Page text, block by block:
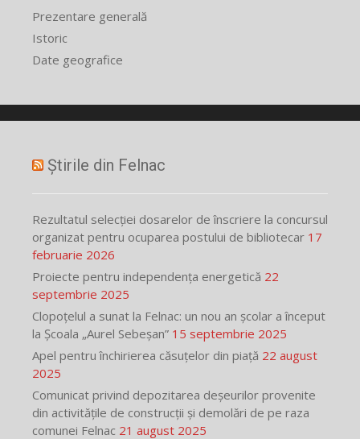
Prezentare generală
Istoric
Date geografice
Știrile din Felnac
Rezultatul selecției dosarelor de înscriere la concursul
organizat pentru ocuparea postului de bibliotecar 17
februarie 2026
Proiecte pentru independența energetică 22
septembrie 2025
Clopoțelul a sunat la Felnac: un nou an școlar a început
la Școala „Aurel Sebeșan” 15 septembrie 2025
Apel pentru închirierea căsuțelor din piață 22 august
2025
Comunicat privind depozitarea deșeurilor provenite
din activitățile de construcții și demolări de pe raza
comunei Felnac 21 august 2025